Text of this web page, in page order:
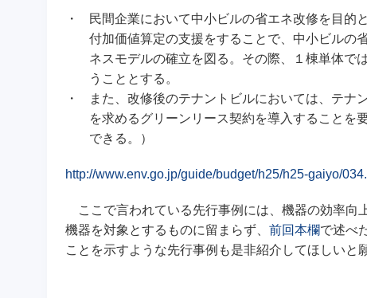
・
民間企業において中小ビルの省エネ改修を目的
付加価値算定の支援をすることで、中小ビルの
ネスモデルの確立を図る。その際、１棟単体で
うこととする。
・
また、改修後のテナントビルにおいては、テナ
を求めるグリーンリース契約を導入すること
できる。）
http://www.env.go.jp/guide/budget/h25/h25-gaiyo/
ここで言われている先行事例には、機器の効率向
機器を対象とするものに留まらず、 前回本欄で述べ
ことを示すような先行事例も是非紹介してほしいと